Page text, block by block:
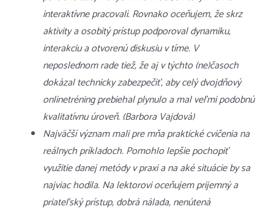
interaktívne pracovali. Rovnako oceňujem, že skrz
aktivity a osobitý prístup podporoval dynamiku,
interakciu a otvorenú diskusiu v tíme. V
neposlednom rade tiež, že aj v týchto (ne)časoch
dokázal technicky zabezpečiť, aby celý dvojdňový
onlinetréning prebiehal plynulo a mal veľmi podobnú
kvalitatívnu úroveň. (Barbora Vajdová)
Najväčší význam mali pre mňa praktické cvičenia na
reálnych príkladoch. Pomohlo lepšie pochopiť
využitie danej metódy v praxi a na aké situácie by sa
najviac hodila. Na lektorovi oceňujem prijemný a
priateľský prístup, dobrá nálada, nenútená